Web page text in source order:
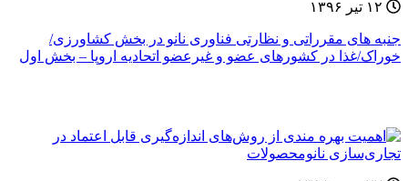
جنبه های مقرراتی و نظارتی فناوری نانو در بخش کشاورزی/
خوراک/غذا در کشورهای عضو و غیرعضو اتحادیه اروپا – بخش اول